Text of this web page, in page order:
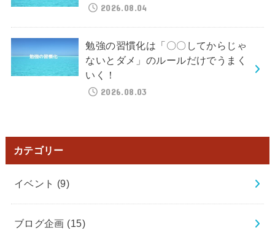
2026.08.04
勉強の習慣化は「〇〇してからじゃ
ないとダメ」のルールだけでうまく
いく！
2026.08.03
カテゴリー
イベント (9)
ブログ企画 (15)